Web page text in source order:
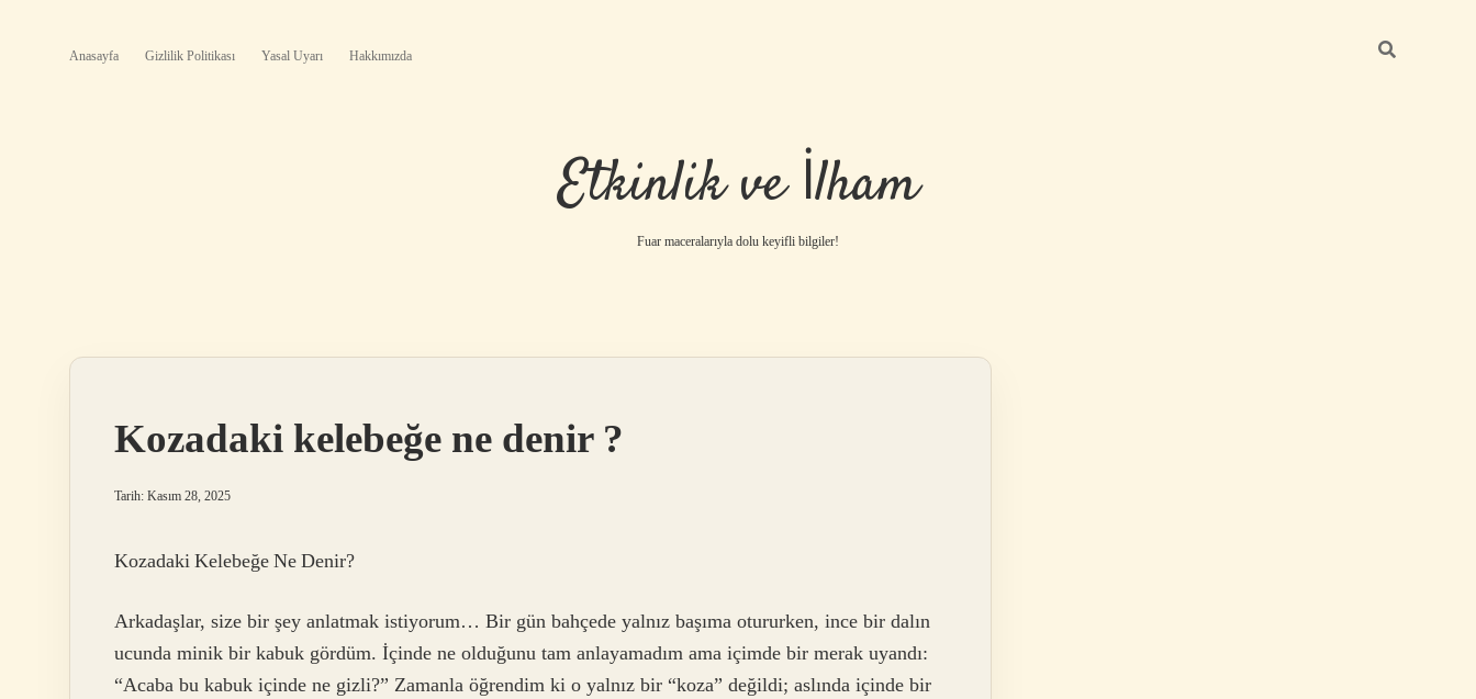
Anasayfa Gizlilik Politikası Yasal Uyarı Hakkımızda
Etkinlik ve İlham
Fuar maceralarıyla dolu keyifli bilgiler!
Kozadaki kelebeğe ne denir ?
Tarih: Kasım 28, 2025
Kozadaki Kelebeğe Ne Denir?
Arkadaşlar, size bir şey anlatmak istiyorum… Bir gün bahçede yalnız başıma otururken, ince bir dalın
ucunda minik bir kabuk gördüm. İçinde ne olduğunu tam anlayamadım ama içimde bir merak uyandı:
“Acaba bu kabuk içinde ne gizli?” Zamanla öğrendim ki o yalnız bir “koza” değildi; aslında içinde bir